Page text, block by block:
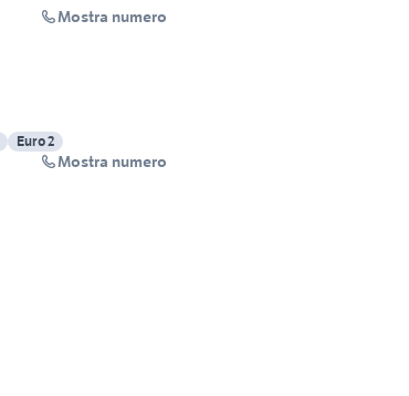
Mostra numero
Euro 2
Mostra numero